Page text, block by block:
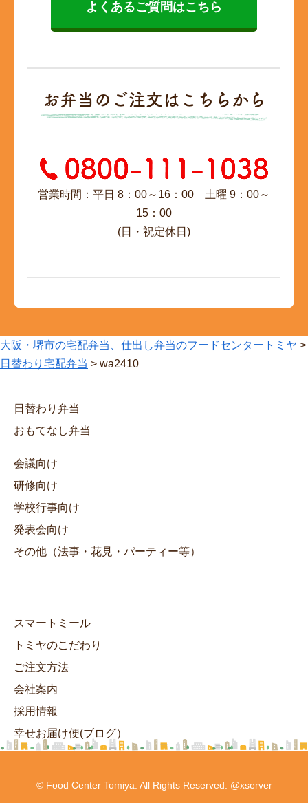
よくあるご質問はこちら
お弁当のご注文はこちらから
営業時間：平日 8：00～16：00 土曜 9：00～
15：00
(日・祝定休日)
大阪・堺市の宅配弁当、仕出し弁当のフードセンタートミヤ >
日替わり宅配弁当 > wa2410
日替わり弁当
おもてなし弁当
会議向け
研修向け
学校行事向け
発表会向け
その他（法事・花見・パーティー等）
スマートミール
トミヤのこだわり
ご注文方法
会社案内
採用情報
幸せお届け便(ブログ）
ヘルシーランチ
© Food Center Tomiya. All Rights Reserved. @xserver